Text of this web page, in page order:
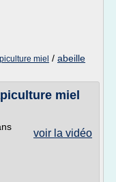
miel / abeille
miel
voir la vidéo